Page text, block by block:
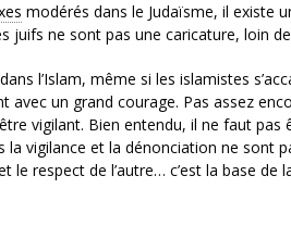
modérés dans le Judaïsme, il existe
juifs ne sont pas une caricature, loin
l’Islam, même si les islamistes
avec un grand courage. Pas assez
vigilant. Bien entendu, il ne faut pas
la vigilance et la dénonciation ne sont
le respect de l’autre… c’est la base